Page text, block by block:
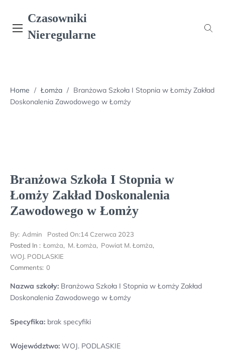
content
Czasowniki
Nieregularne
Home / Łomża / Branżowa Szkoła I Stopnia w Łomży Zakład
Doskonalenia Zawodowego w Łomży
Branżowa Szkoła I Stopnia w
Łomży Zakład Doskonalenia
Zawodowego w Łomży
By: Admin Posted On:14 Czerwca 2023
Posted In : Łomża, M. Łomża, Powiat M. Łomża,
WOJ. PODLASKIE
Comments: 0
Nazwa szkoły: Branżowa Szkoła I Stopnia w Łomży Zakład
Doskonalenia Zawodowego w Łomży
Specyfika: brak specyfiki
Województwo: WOJ. PODLASKIE